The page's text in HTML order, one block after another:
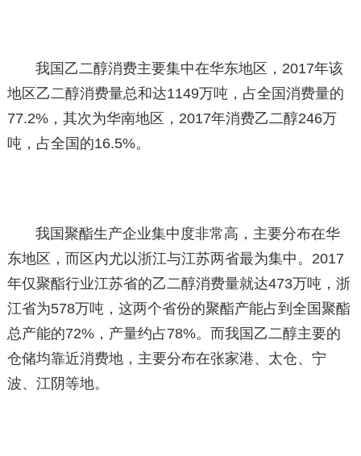
我国乙二醇消费主要集中在华东地区，2017年该
地区乙二醇消费量总和达1149万吨，占全国消费量的
77.2%，其次为华南地区，2017年消费乙二醇246万
吨，占全国的16.5%。
我国聚酯生产企业集中度非常高，主要分布在华
东地区，而区内尤以浙江与江苏两省最为集中。2017
年仅聚酯行业江苏省的乙二醇消费量就达473万吨，浙
江省为578万吨，这两个省份的聚酯产能占到全国聚酯
总产能的72%，产量约占78%。而我国乙二醇主要的
仓储均靠近消费地，主要分布在张家港、太仓、宁
波、江阴等地。